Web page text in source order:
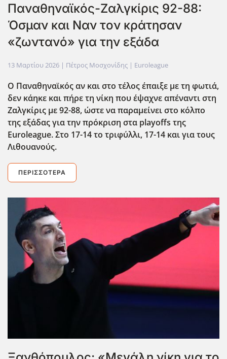
Παναθηναϊκός-Ζαλγκίρις 92-88:
Όσμαν και Ναν τον κράτησαν
«ζωντανό» για την εξάδα
13 Μαρτίου 2026 | Πέτρος Μοσχονίδης | Euroleague
Ο Παναθηναϊκός αν και στο τέλος έπαιξε με τη φωτιά,
δεν κάηκε και πήρε τη νίκη που έψαχνε απέναντι στη
Ζαλγκίρις με 92-88, ώστε να παραμείνει στο κόλπο
της εξάδας για την πρόκριση στα playoffs της
Euroleague. Στο 17-14 το τριφύλλι, 17-14 και για τους
Λιθουανούς.
ΠΕΡΙΣΣΌΤΕΡΑ